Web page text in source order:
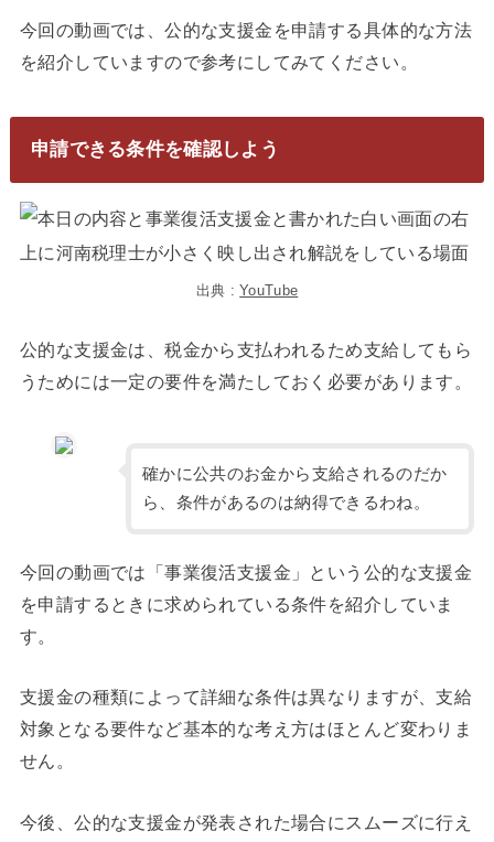
今回の動画では、公的な支援金を申請する具体的な方法
を紹介していますので参考にしてみてください。
申請できる条件を確認しよう
出典 :YouTube
公的な支援金は、税金から支払われるため支給してもら
うためには一定の要件を満たしておく必要があります。
確かに公共のお金から支給されるのだか
ら、条件があるのは納得できるわね。
今回の動画では「事業復活支援金」という公的な支援金
を申請するときに求められている条件を紹介していま
す。
支援金の種類によって詳細な条件は異なりますが、支給
対象となる要件など基本的な考え方はほとんど変わりま
せん。
今後、公的な支援金が発表された場合にスムーズに行え